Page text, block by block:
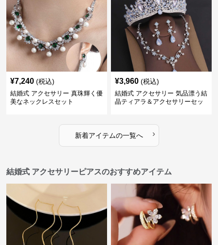
¥7,240 (税込)
結婚式 アクセサリー 真珠輝く優
美なネックレスセット
¥3,960 (税込)
結婚式 アクセサリー 気品漂う結
晶ティアラ＆アクセサリーセッ
新着アイテムの一覧へ ›
結婚式 アクセサリーピアスのおすすめアイテム